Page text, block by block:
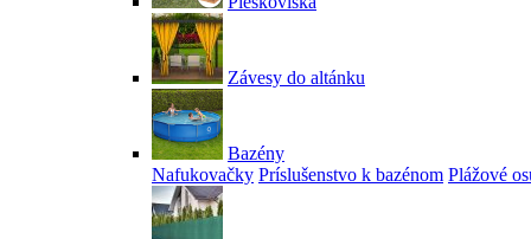
Závesy do altánku
Bazény
Nafukovačky Príslušenstvo k bazénom Plážové